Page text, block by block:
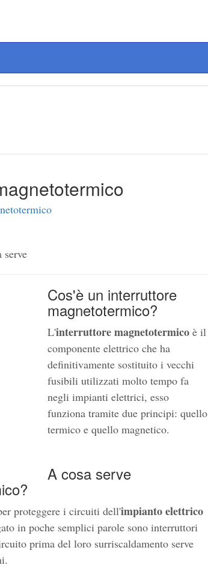
serve
Cos'è un interruttore
magnetotermico?
L'interruttore magnetotermico è il
componente elettrico che ha
definitivamente sostituito i vecchi
fusibili utilizzati molto tempo fa
negli impianti elettrici, esso
funziona tramite due principi: quello
termico e quello magnetico.
A cosa serve
proteggere i circuiti dell'impianto elettrico
in poche semplici parole sono interruttori
prima del loro surriscaldamento serve